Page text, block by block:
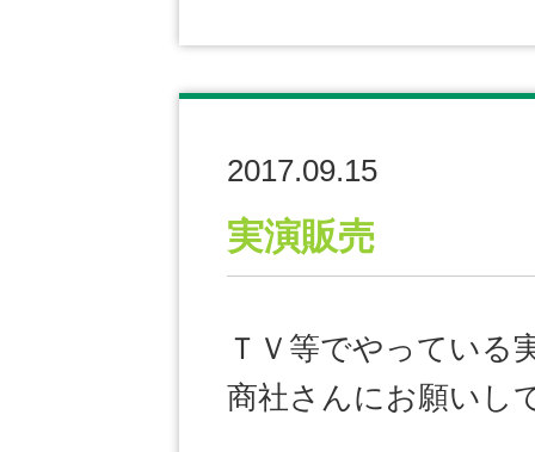
2017.09.15
実演販売
ＴＶ等でやっている
商社さんにお願いし